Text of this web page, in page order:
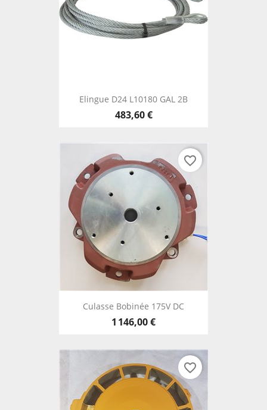
Elingue D24 L10180 GAL 2B
483,60 €
Culasse Bobinée 175V DC
1 146,00 €
favorite_border
favorite_border